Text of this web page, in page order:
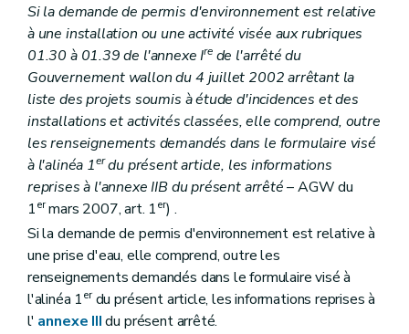
Si la demande de permis d'environnement est relative
à une installation ou une activité visée aux rubriques
01.30 à 01.39 de l'annexe Irede l'arrêté du
Gouvernement wallon du 4 juillet 2002 arrêtant la
liste des projets soumis à étude d'incidences et des
installations et activités classées, elle comprend, outre
les renseignements demandés dans le formulaire visé
à l'alinéa 1erdu présent article, les informations
reprises à l'annexe IIB du présent arrêté– AGW du
1ermars 2007, art. 1er) .
Si la demande de permis d'environnement est relative à
une prise d'eau, elle comprend, outre les
renseignements demandés dans le formulaire visé à
l'alinéa 1erdu présent article, les informations reprises à
l' annexe IIIdu présent arrêté.